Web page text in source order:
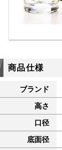
商品仕様
ブランド
高さ
口径
底面径